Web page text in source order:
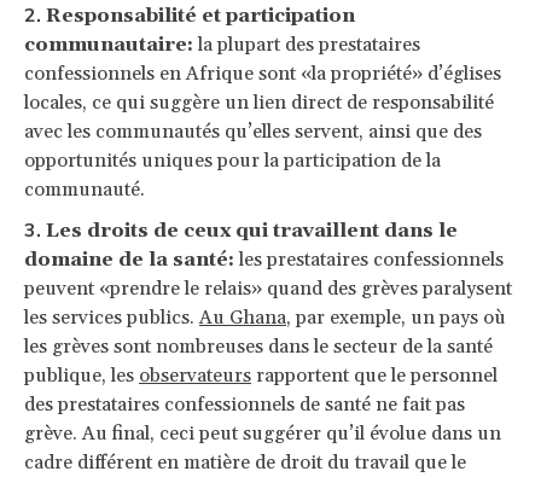
Responsabilité et participation
communautaire: la plupart des prestataires
confessionnels en Afrique sont «la propriété» d’églises
locales, ce qui suggère un lien direct de responsabilité
avec les communautés qu’elles servent, ainsi que des
opportunités uniques pour la participation de la
communauté.
Les droits de ceux qui travaillent dans le
domaine de la santé: les prestataires confessionnels
peuvent «prendre le relais» quand des grèves paralysent
les services publics.Au Ghana, par exemple, un pays où
les grèves sont nombreuses dans le secteur de la santé
publique, les observateurs rapportent que le personnel
des prestataires confessionnels de santé ne fait pas
grève. Au final, ceci peut suggérer qu’il évolue dans un
cadre différent en matière de droit du travail que le